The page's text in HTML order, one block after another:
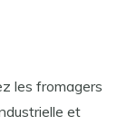
les fromagers
et